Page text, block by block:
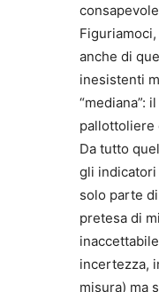
anche di
inesistenti
“mediana”:
pallottoliere
Da tutto
gli
solo parte
pretesa di
incertezza,
misura) ma